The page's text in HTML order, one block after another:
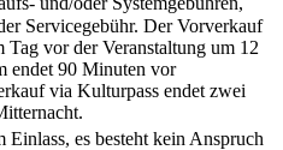
Servicegebühr. Der Vorverkauf
Tag vor der Veranstaltung um 12
endet 90 Minuten vor
via Kulturpass endet zwei
es besteht kein Anspruch